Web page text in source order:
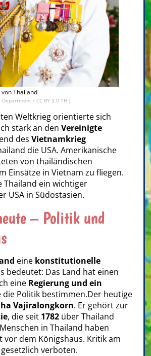
von Thailand
Department / CC BY 3.0 TH ]
Weltkrieg orientierte sich
stark an den Vereinigte
des Vietnamkrieg
die USA. Amerikanische
von thailändischen
Einsätze in Vietnam zu fliegen.
Thailand ein wichtiger
USA in Südostasien.
– Politik und
eine konstitutionelle
bedeutet: Das Land hat einen
eine Regierung und ein
die Politik bestimmen.Der heutige
Vajiralongkorn. Er gehört zur
, die seit 1782 über Thailand
in Thailand haben
vor dem Königshaus. Kritik am
verboten.